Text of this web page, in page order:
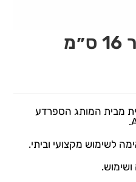
גרזן לחיתוך בשר 16 ס״מ
מבית המותג הספרדע
לשימוש מקצועי וביתי.
ושימוש.